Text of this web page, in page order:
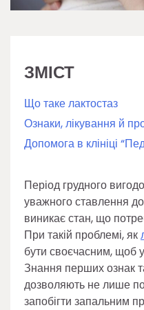
ЗМІСТ
Що таке лактостаз
Ознаки, лікування й
Допомога в клініці
Період грудного
уважного ставлення
виникає стан, що
При такій проблемі, як
бути своєчасним, щоб
Знання перших ознак
дозволяють не лише
запобігти запальним